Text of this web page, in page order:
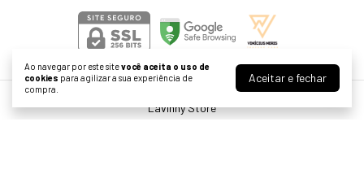
Ao navegar por este sitevocê aceita o uso de
cookies para agilizar a sua experiência de
compra.
Aceitar e fechar
Lavinny Store